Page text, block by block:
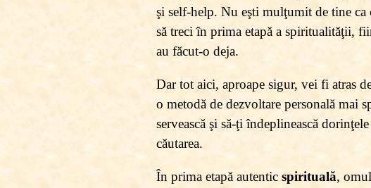
şi self-help. Nu eşti mulţumit de tine ca
să treci în prima etapă a spiritualităţii,
au făcut-o deja.
Dar tot aici, aproape sigur, vei fi atras
o metodă de dezvoltare personală mai
servească şi să-ţi îndeplinească
căutarea.
În prima etapă autentic spirituală,